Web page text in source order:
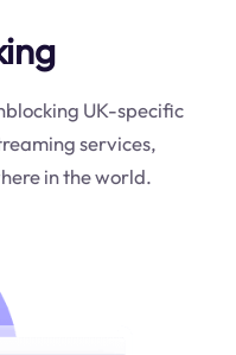
UK-specific
services,
in the world.